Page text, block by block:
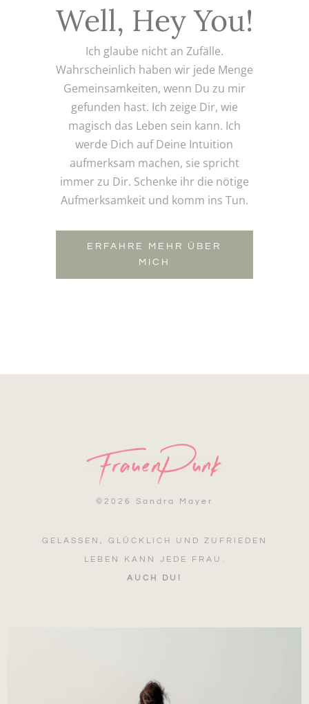
Well, Hey You!
Ich glaube nicht an Zufälle.
Wahrscheinlich haben wir jede Menge
Gemeinsamkeiten, wenn Du zu mir
gefunden hast. Ich zeige Dir, wie
magisch das Leben sein kann. Ich
werde Dich auf Deine Intuition
aufmerksam machen, sie spricht
immer zu Dir. Schenke ihr die nötige
Aufmerksamkeit und komm ins Tun.
ERFAHRE MEHR ÜBER
MICH
© 2026 Sandra Mayer
GELASSEN, GLÜCKLICH UND ZUFRIEDEN
LEBEN KANN JEDE FRAU.
AUCH DU!